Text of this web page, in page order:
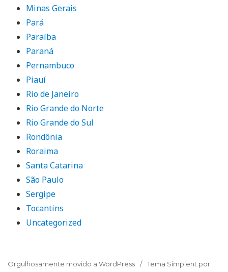
Minas Gerais
Pará
Paraíba
Paraná
Pernambuco
Piauí
Rio de Janeiro
Rio Grande do Norte
Rio Grande do Sul
Rondônia
Roraima
Santa Catarina
São Paulo
Sergipe
Tocantins
Uncategorized
Orgulhosamente movido a WordPress
Tema Simplent por